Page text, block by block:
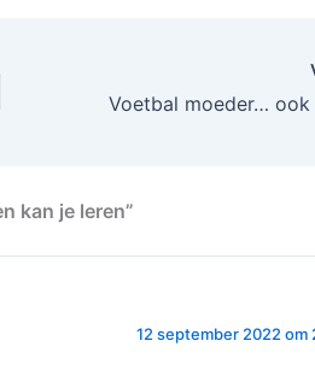
kan je leren”
12 september 2022 om